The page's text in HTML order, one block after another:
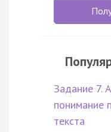
Задание 7.
понимание
текста